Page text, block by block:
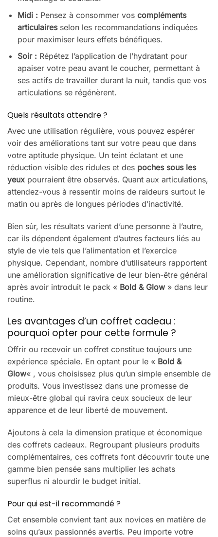
Midi : Pensez à consommer vos compléments
articulairesselon les recommandations indiquées
pour maximiser leurs effets bénéfiques.
Soir : Répétez l’application de l’hydratant pour
apaiser votre peau avant le coucher, permettant à
ses actifs de travailler durant la nuit, tandis que vos
articulations se régénèrent.
Quels résultats attendre ?
Avec une utilisation régulière, vous pouvez espérer
voir des améliorations tant sur votre peau que dans
votre aptitude physique. Un teint éclatant et une
réduction visible des ridules et des poches sous les
yeux pourraient être observés. Quant aux articulations,
attendez-vous à ressentir moins de raideurs surtout le
matin ou après de longues périodes d’inactivité.
Bien sûr, les résultats varient d’une personne à l’autre,
car ils dépendent également d’autres facteurs liés au
style de vie tels que l’alimentation et l’exercice
physique. Cependant, nombre d’utilisateurs rapportent
une amélioration significative de leur bien-être général
après avoir introduit le pack « Bold & Glow » dans leur
routine.
Les avantages d’un coffret cadeau :
pourquoi opter pour cette formule ?
Offrir ou recevoir un coffret constitue toujours une
expérience spéciale. En optant pour le « Bold &
Glow« , vous choisissez plus qu’un simple ensemble de
produits. Vous investissez dans une promesse de
mieux-être global qui ravira ceux soucieux de leur
apparence et de leur liberté de mouvement.
Ajoutons à cela la dimension pratique et économique
des coffrets cadeaux. Regroupant plusieurs produits
complémentaires, ces coffrets font découvrir toute une
gamme bien pensée sans multiplier les achats
superflus ni alourdir le budget initial.
Pour qui est-il recommandé ?
Cet ensemble convient tant aux novices en matière de
soins qu’aux passionnés avertis. Peu importe votre